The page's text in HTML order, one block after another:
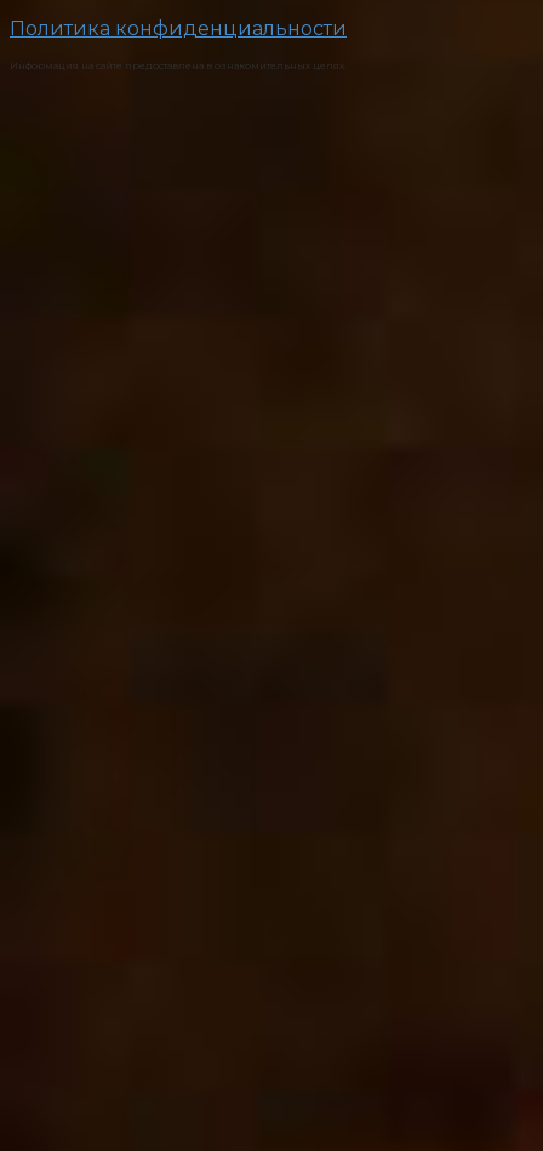
Политика конфиденциальности
Информация на сайте предоставлена в ознакомительных целях.